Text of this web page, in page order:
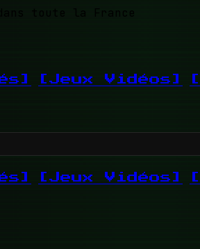
toute la France
[Jeux Vidéos]
[Jeux Vidéos]